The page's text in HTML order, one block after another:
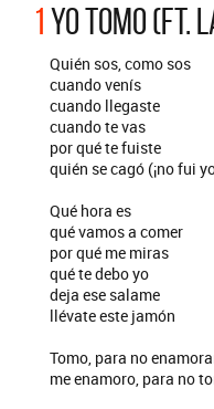
1YO TOMO (FT.
Quién sos, como sos
cuando venís
cuando llegaste
cuando te vas
por qué te fuiste
quién se cagó (¡no fui
Qué hora es
qué vamos a comer
por qué me miras
qué te debo yo
deja ese salame
llévate este jamón
Tomo, para no
me enamoro, para no